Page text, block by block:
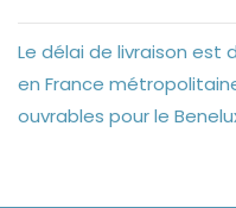
Le délai de livraison est
en France
ouvrables pour le